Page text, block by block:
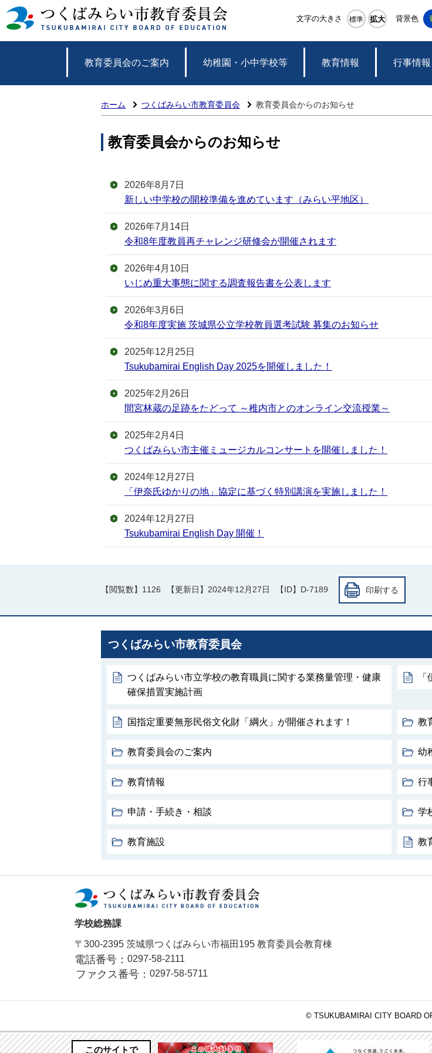
文字の大きさ 標準 拡大 背景色
教育委員会のご案内 幼稚園・小中学校等 教育情報 行事情報
ホーム つくばみらい市教育委員会 教育委員会からのお知らせ
教育委員会からのお知らせ
2026年8月7日
新しい中学校の開校準備を進めています（みらい平地区）
2026年7月14日
令和8年度教員再チャレンジ研修会が開催されます
2026年4月10日
いじめ重大事態に関する調査報告書を公表します
2026年3月6日
令和8年度実施 茨城県公立学校教員選考試験 募集のお知らせ
2025年12月25日
Tsukubamirai English Day 2025を開催しました！
2025年2月26日
間宮林蔵の足跡をたどって ～稚内市とのオンライン交流授業～
2025年2月4日
つくばみらい市主催ミュージカルコンサートを開催しました！
2024年12月27日
「伊奈氏ゆかりの地」協定に基づく特別講演を実施しました！
2024年12月27日
Tsukubamirai English Day 開催！
【閲覧数】 1126 【更新日】 2024年12月27日 【ID】 D-7189 印刷する
つくばみらい市教育委員会
つくばみらい市立学校の教育職員に関する業務量管理・健康
確保措置実施計画
国指定重要無形民俗文化財「綱火」が開催されます！ 教
教育委員会のご案内 幼
教育情報 行
申請・手続き・相談 学
教育施設 教
学校総務課
〒300-2395 茨城県つくばみらい市福田195 教育委員会教育棟
電話番号： 0297-58-2111
ファクス番号： 0297-58-5711
© TSUKUBAMIRAI CITY BOARD
このサイトで